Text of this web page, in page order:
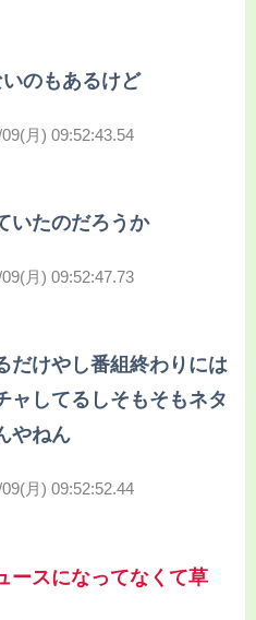
のもあるけど
月) 09:52:43.54
いたのだろうか
月) 09:52:47.73
だけやし番組終わりには
ャしてるしそもそもネタ
やねん
月) 09:52:52.44
ースになってなくて草